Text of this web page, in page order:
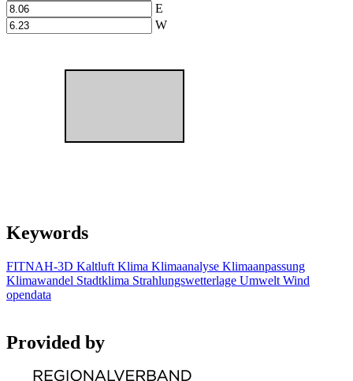
E
W
Keywords
FITNAH-3D Kaltluft Klima Klimaanalyse Klimaanpassung
Klimawandel Stadtklima Strahlungswetterlage Umwelt Wind
opendata
Provided by